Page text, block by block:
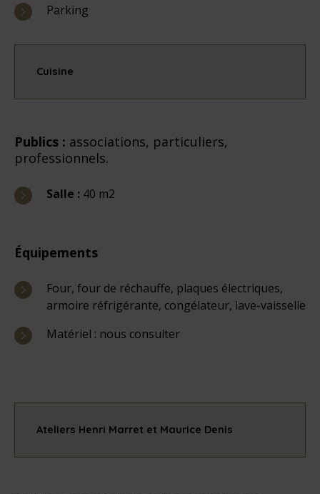
Parking
Cuisine
Publics : associations, particuliers,
professionnels.
Salle : 40 m2
Équipements
Four, four de réchauffe, plaques électriques,
armoire réfrigérante, congélateur, lave-vaisselle
Matériel : nous consulter
Ateliers Henri Marret et Maurice Denis